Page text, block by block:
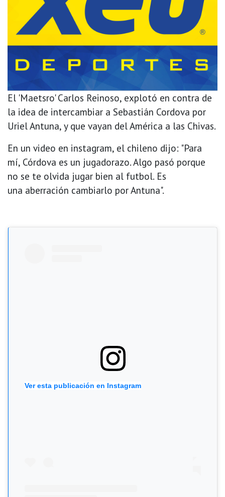
El 'Maetsro' Carlos Reinoso, explotó en contra de
la idea de intercambiar a Sebastián Cordova por
Uriel Antuna, y que vayan del América a las Chivas.
En un video en instagram, el chileno dijo: "Para
mí, Córdova es un jugadorazo. Algo pasó porque
no se te olvida jugar bien al futbol. Es
una aberración cambiarlo por Antuna".
Ver esta publicación en Instagram